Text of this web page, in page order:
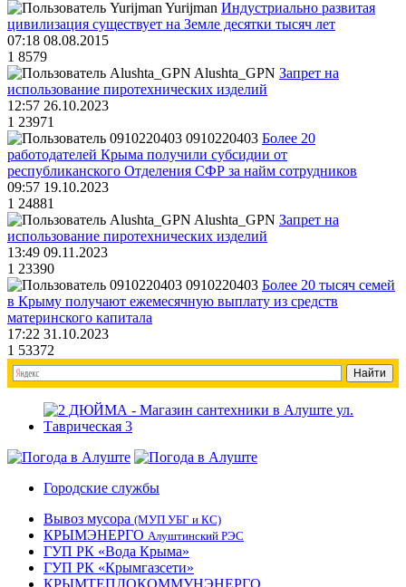
Yurijman Индустриально развитая
цивилизация существует на Земле десятки тысяч лет
07:18 08.08.2015
1 8579
Alushta_GPN Запрет на
использование пиротехнических изделий
12:57 26.10.2023
1 23971
0910220403 Более 20
работодателей Крыма получили субсидии от
республиканского Отделения СФР за найм сотрудников
09:57 19.10.2023
1 24881
Alushta_GPN Запрет на
использование пиротехнических изделий
13:49 09.11.2023
1 23390
0910220403 Более 20 тысяч семей
в Крыму получают ежемесячную выплату из средств
материнского капитала
17:22 31.10.2023
1 53372
Городские службы
Вывоз мусора (МУП УБГ и КС)
КРЫМЭНЕРГО Алуштинский РЭС
ГУП РК «Вода Крыма»
ГУП РК «Крымгазсети»